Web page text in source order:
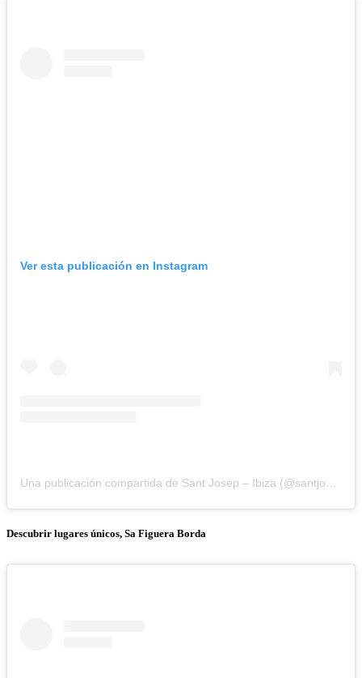
Ver esta publicación en Instagram
Una publicación compartida de Sant Josep – Ibiza (@santjosepibiza)
Descubrir lugares únicos, Sa Figuera Borda